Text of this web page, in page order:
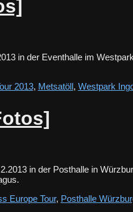
in der Eventhalle im
2013, Metsatöll, Westpark
in der Posthalle in
Europe Tour, Posthalle